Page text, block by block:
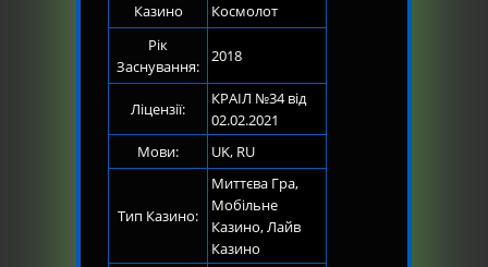
Казино
Космолот
Рік
Заснування:
2018
Ліцензії:
КРАІЛ №34 від
02.02.2021
Мови:
UK, RU
Тип Казино:
Миттєва Гра,
Мобільне
Казино, Лайв
Казино